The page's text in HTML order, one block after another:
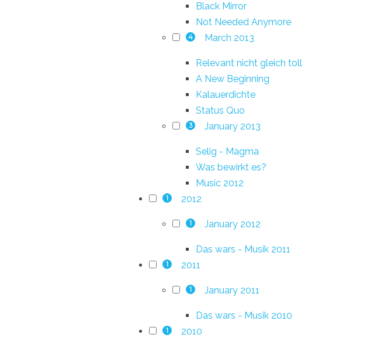
Black Mirror
Not Needed Anymore
4 March 2013
Relevant nicht gleich toll
A New Beginning
Kalauerdichte
Status Quo
3 January 2013
Selig - Magma
Was bewirkt es?
Music 2012
1 2012
1 January 2012
Das wars - Musik 2011
1 2011
1 January 2011
Das wars - Musik 2010
1 2010